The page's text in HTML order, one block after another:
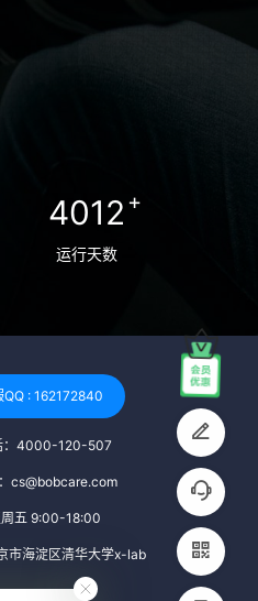
要进行全面的传染病
、HIV、梅毒等。这些
携带任何可传染给受
与生活习惯：捐赠者需
非吸烟者、非吸毒
响卵子质量的药物，
植入物。 学历与心理
子库对捐赠者的学历
绝对的筛选条件。 心
程的态度、理解可能
受卵者的关系。这有
过程中保持积极的心
的意义。 其他标准 责
这有助于确保捐赠周期
卵者的权益。 面试与
4012 +
运行天数
QQ : 162172840
：4000-120-507
cs@bobcare.com
周五 9:00-18:00
市海淀区清华大学x-lab